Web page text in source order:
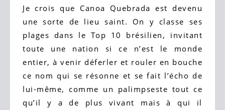
Je crois que Canoa Quebrada est devenu
une sorte de lieu saint. On y classe ses
plages dans le Top 10 brésilien, invitant
toute une nation si ce n’est le monde
entier, à venir déferler et rouler en bouche
ce nom qui se résonne et se fait l’écho de
lui-même, comme un palimpseste tout ce
qu’il y a de plus vivant mais à qui il